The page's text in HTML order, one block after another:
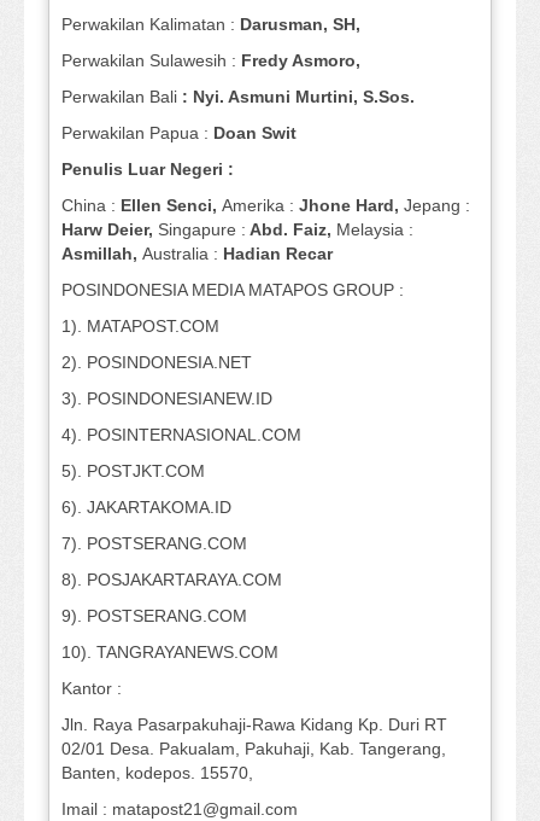
Perwakilan Kalimatan : Darusman, SH,
Perwakilan Sulawesih : Fredy Asmoro,
Perwakilan Bali : Nyi. Asmuni Murtini, S.Sos.
Perwakilan Papua : Doan Swit
Penulis Luar Negeri :
China : Ellen Senci, Amerika : Jhone Hard, Jepang :
Harw Deier, Singapure : Abd. Faiz, Melaysia :
Asmillah, Australia : Hadian Recar
POSINDONESIA MEDIA MATAPOS GROUP :
1). MATAPOST.COM
2). POSINDONESIA.NET
3). POSINDONESIANEW.ID
4). POSINTERNASIONAL.COM
5). POSTJKT.COM
6). JAKARTAKOMA.ID
7). POSTSERANG.COM
8). POSJAKARTARAYA.COM
9). POSTSERANG.COM
10). TANGRAYANEWS.COM
Kantor :
Jln. Raya Pasarpakuhaji-Rawa Kidang Kp. Duri RT
02/01 Desa. Pakualam, Pakuhaji, Kab. Tangerang,
Banten, kodepos. 15570,
Imail : matapost21@gmail.com